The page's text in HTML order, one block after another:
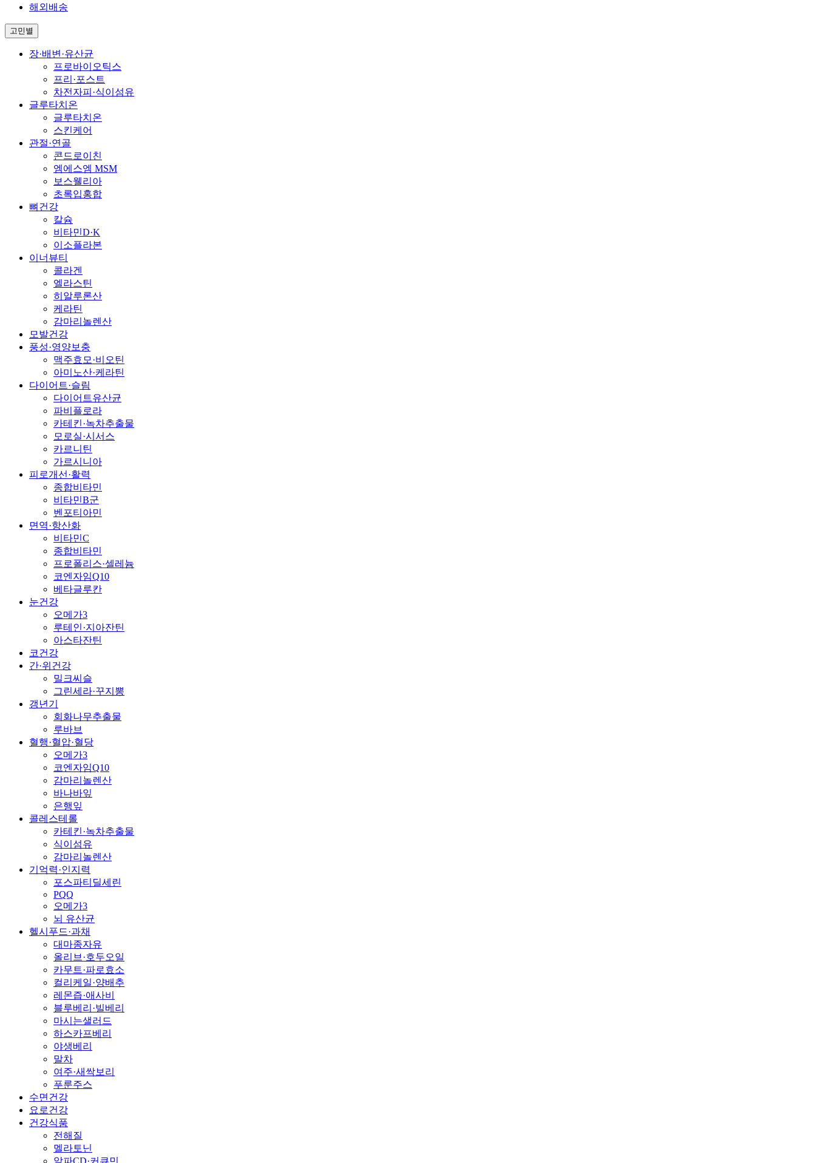
해외배송
고민별
장·배변·유산균
프로바이오틱스
프리·포스트
차전자피·식이섬유
글루타치온
글루타치온
스킨케어
관절·연골
콘드로이친
엠에스엠 MSM
보스웰리아
초록입홍합
뼈건강
칼슘
비타민D·K
이소플라본
이너뷰티
콜라겐
엘라스틴
히알루론산
케라틴
감마리놀렌산
모발건강
풍성·영양보충
맥주효모·비오틴
아미노산·케라틴
다이어트·슬림
다이어트유산균
파비플로라
카테킨·녹차추출물
모로실·시서스
카르니틴
가르시니아
피로개선·활력
종합비타민
비타민B군
벤포티아민
면역·항산화
비타민C
종합비타민
프로폴리스·셀레늄
코엔자임Q10
베타글루칸
눈건강
오메가3
루테인·지아잔틴
아스타잔틴
코건강
간·위건강
밀크씨슬
그린세라·꾸지뽕
갱년기
회화나무추출물
루바브
혈행·혈압·혈당
오메가3
코엔자임Q10
감마리놀렌산
바나바잎
은행잎
콜레스테롤
카테킨·녹차추출물
식이섬유
감마리놀렌산
기억력·인지력
포스파티딜세린
PQQ
오메가3
뇌 유산균
헬시푸드·과채
대마종자유
올리브·호두오일
카무트·파로효소
컬리케일·양배추
레몬즙·애사비
블루베리·빌베리
마시는샐러드
하스카프베리
야생베리
말차
여주·새싹보리
푸룬주스
수면건강
요로건강
건강식품
전해질
멜라토닌
알파CD·커큐민